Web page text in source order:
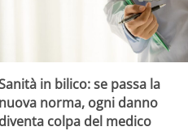
in bilico: se passa la
nuova norma, ogni danno
diventa colpa del medico